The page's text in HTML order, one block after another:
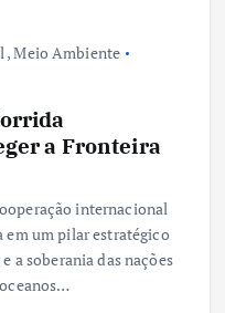
,Meio Ambiente
a Fronteira
internacional
um pilar estratégico
a soberania das nações